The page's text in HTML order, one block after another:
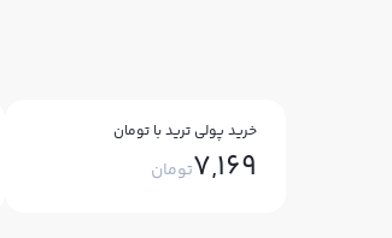
خرید پولی ترید با تومان
7,169تومان